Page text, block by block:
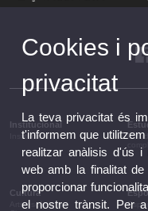
Institucional
Institucional
Cultura
Arts escèniques
Cookies i
privacitat
La teva privacitat és
t'informem que
realitzar anàlisis d'ús
web amb la finalitat
proporcionar
el nostre trànsit. Per